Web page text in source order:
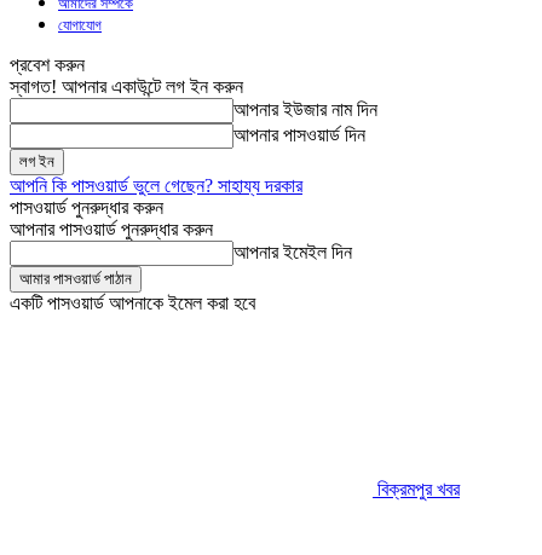
আমাদের সম্পর্কে
যোগাযোগ
প্রবেশ করুন
স্বাগত! আপনার একাউন্টে লগ ইন করুন
আপনার ইউজার নাম দিন
আপনার পাসওয়ার্ড দিন
আপনি কি পাসওয়ার্ড ভুলে গেছেন? সাহায্য দরকার
পাসওয়ার্ড পুনরুদ্ধার করুন
আপনার পাসওয়ার্ড পুনরুদ্ধার করুন
আপনার ইমেইল দিন
একটি পাসওয়ার্ড আপনাকে ইমেল করা হবে
বিক্রমপুর খবর